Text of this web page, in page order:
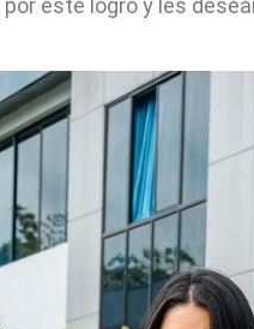
este logro y les